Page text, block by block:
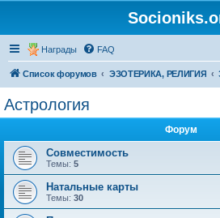
Награды FAQ
Список форумов ЭЗОТЕРИКА, РЕЛИГИЯ
Астрология
Форум
Совместимость
Темы: 5
Натальные карты
Темы: 30